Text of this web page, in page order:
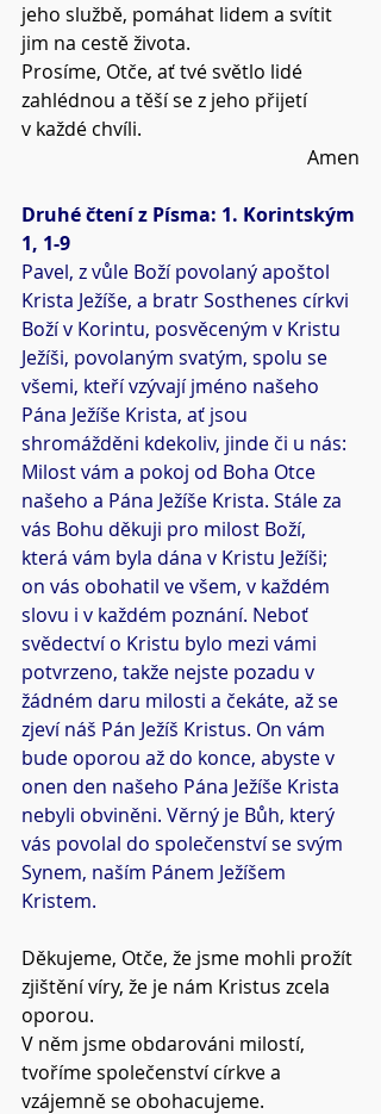
jeho službě, pomáhat lidem a svítit
jim na cestě života.
Prosíme, Otče, ať tvé světlo lidé
zahlédnou a těší se z jeho přijetí
v každé chvíli.
Amen
Druhé čtení z Písma: 1. Korintským
1, 1-9
Pavel, z vůle Boží povolaný apoštol
Krista Ježíše, a bratr Sosthenes církvi
Boží v Korintu, posvěceným v Kristu
Ježíši, povolaným svatým, spolu se
všemi, kteří vzývají jméno našeho
Pána Ježíše Krista, ať jsou
shromážděni kdekoliv, jinde či u nás:
Milost vám a pokoj od Boha Otce
našeho a Pána Ježíše Krista. Stále za
vás Bohu děkuji pro milost Boží,
která vám byla dána v Kristu Ježíši;
on vás obohatil ve všem, v každém
slovu i v každém poznání. Neboť
svědectví o Kristu bylo mezi vámi
potvrzeno, takže nejste pozadu v
žádném daru milosti a čekáte, až se
zjeví náš Pán Ježíš Kristus. On vám
bude oporou až do konce, abyste v
onen den našeho Pána Ježíše Krista
nebyli obviněni. Věrný je Bůh, který
vás povolal do společenství se svým
Synem, naším Pánem Ježíšem
Kristem.
Děkujeme, Otče, že jsme mohli prožít
zjištění víry, že je nám Kristus zcela
oporou.
V něm jsme obdarováni milostí,
tvoříme společenství církve a
vzájemně se obohacujeme.